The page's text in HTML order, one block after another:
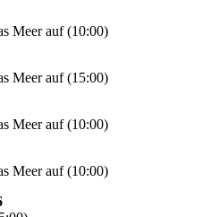
Meer auf(10:00)
Meer auf(15:00)
Meer auf(10:00)
Meer auf(10:00)